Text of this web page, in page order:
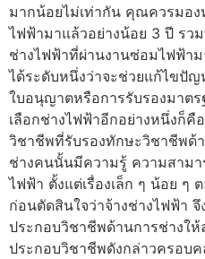
มากน้อยไม่เท่ากัน คุณควรมอ
ไฟฟ้ามาแล้วอย่างน้อย 3 ปี รว
ช่างไฟฟ้าที่ผ่านงานซ่อมไฟฟ้า
ได้ระดับหนึ่งว่าจะช่วยแก้ไขปั
ใบอนุญาตหรือการรับรองมาต
เลือกช่างไฟฟ้าอีกอย่างหนึ่งก็
วิชาชีพที่รับรองทักษะวิชาชีพด้
ช่างคนนั้นมีความรู้ ความสาม
ไฟฟ้า ตั้งแต่เรื่องเล็ก ๆ น้อย
ก่อนตัดสินใจว่าจ้างช่างไฟฟ้า
ประกอบวิชาชีพด้านการช่างให้
ประกอบวิชาชีพดังกล่าวครอบ